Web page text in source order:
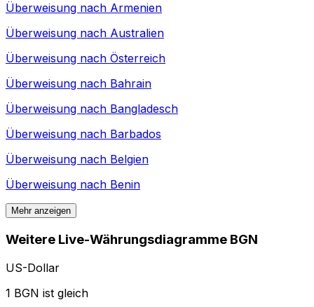
Überweisung nach Armenien
Überweisung nach Australien
Überweisung nach Österreich
Überweisung nach Bahrain
Überweisung nach Bangladesch
Überweisung nach Barbados
Überweisung nach Belgien
Überweisung nach Benin
Mehr anzeigen
Weitere Live-Währungsdiagramme BGN
US-Dollar
1 BGN ist gleich